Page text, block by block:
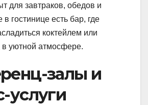
для завтраков, обедов и
гостинице есть бар, где
коктейлем или
в уютной атмосфере.
залы и
услуги